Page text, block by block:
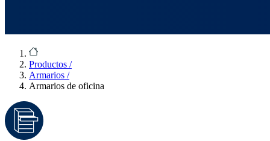
Productos /
Armarios /
Armarios de oficina